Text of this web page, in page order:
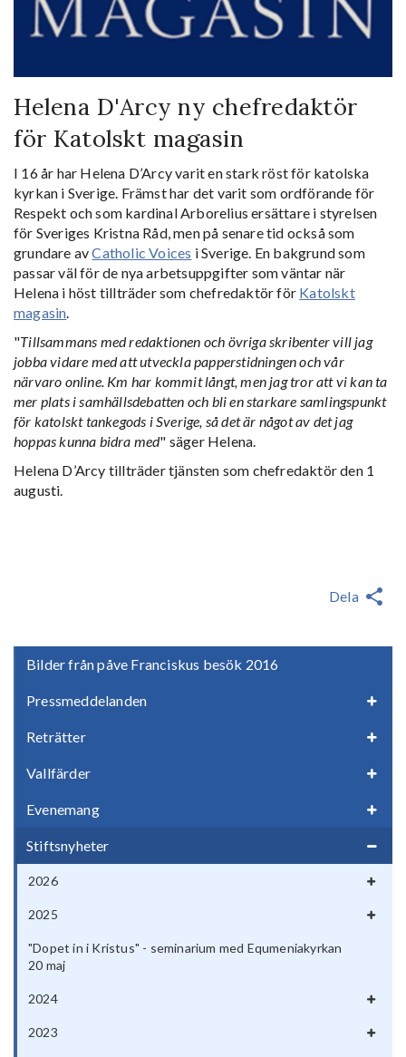
Bilder från påve Franciskus besök 2016
Pressmeddelanden
Reträtter
Vallfärder
Evenemang
Stiftsnyheter
2026
2025
"Dopet in i Kristus" - seminarium med Equmeniakyrkan
20 maj
2024
2023
Helena D'Arcy ny chefredaktör
för Katolskt magasin
I 16 år har Helena D’Arcy varit en stark röst för katolska
kyrkan i Sverige. Främst har det varit som ordförande för
Respekt och som kardinal Arborelius ersättare i styrelsen
för Sveriges Kristna Råd, men på senare tid också som
grundare avCatholic Voices i Sverige. En bakgrund som
passar väl för de nya arbetsuppgifter som väntar när
Helena i höst tillträder som chefredaktör för Katolskt
magasin.
"Tillsammans med redaktionen och övriga skribenter vill jag
jobba vidare med att utveckla papperstidningen och vår
närvaro online. Km har kommit långt, men jag tror att vi kan ta
mer plats i samhällsdebatten och bli en starkare samlingspunkt
för katolskt tankegods i Sverige, så det är något av det jag
hoppas kunna bidra med" säger Helena.
Helena D’Arcy tillträder tjänsten som chefredaktör den 1
augusti.
Dela